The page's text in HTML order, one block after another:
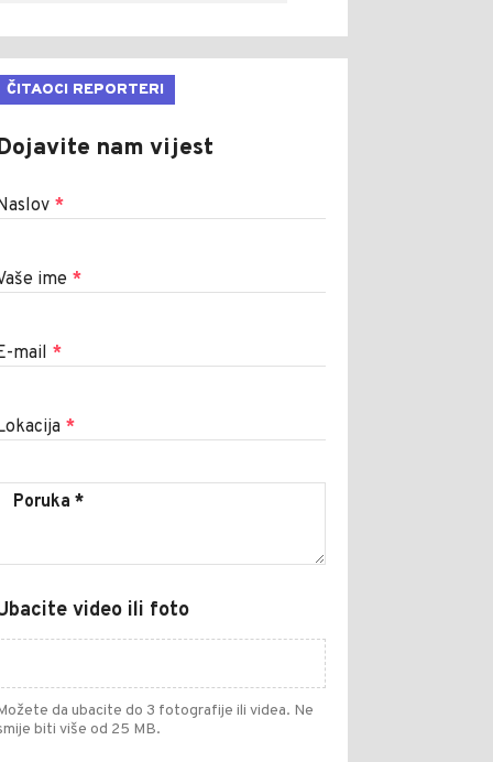
ČITAOCI REPORTERI
nam vijest
*
ime *
mail *
*
video ili foto
da ubacite do 3 fotografije ili videa. Ne
biti više od 25 MB.